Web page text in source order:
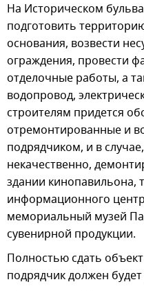
На Историческом
подготовить
основания, возвести
ограждения, провести
отделочные работы, а
водопровод,
строителям придется
отремонтированные и
подрядчиком, и в
некачественно,
здании кинопавильона,
информационного
мемориальный музей
сувенирной продукции.
Полностью сдать
подрядчик должен